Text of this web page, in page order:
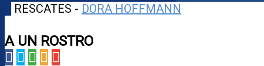
RESCATES - DORA HOFFMANN
A UN ROSTRO